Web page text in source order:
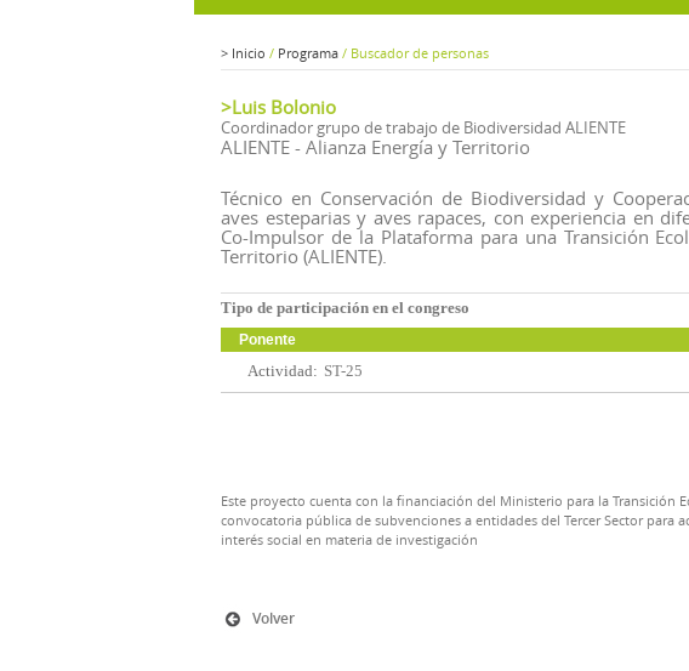
> Inicio / Programa / Buscador de personas
>Luis Bolonio
Coordinador grupo de trabajo de Biodiversidad ALIENTE
ALIENTE - Alianza Energía y Territorio
Técnico en Conservación de Biodiversidad y
aves esteparias y aves rapaces, con experiencia en
Co-Impulsor de la Plataforma para una Transición
Territorio (ALIENTE).
Tipo de participación en el congreso
Ponente
Actividad: ST-25
Este proyecto cuenta con la financiación del Ministerio para la Transición
convocatoria pública de subvenciones a entidades del Tercer Sector para
interés social en materia de investigación
Volver